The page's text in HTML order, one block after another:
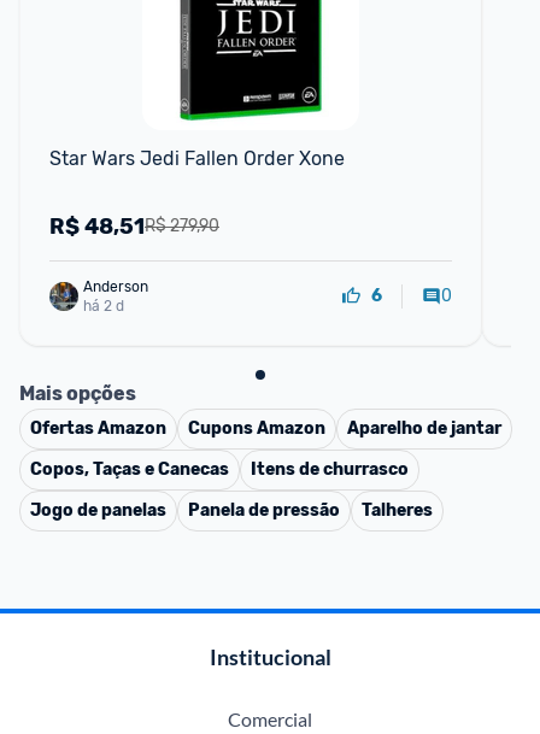
Star Wars Jedi Fallen Order Xone
R$ 279,90
R$48,51
Anderson
há 2 d
6 0
Mais opções
OfertasAmazon CuponsAmazon
Aparelho de jantar
Copos, Taças e Canecas
Itens de churrasco
Jogo de panelas
Panela de pressão Talheres
Institucional
Comercial